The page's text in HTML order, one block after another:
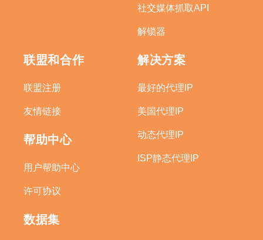
社交媒体抓取API
解锁器
联盟和合作
联盟注册
友情链接
帮助中心
用户帮助中心
许可协议
数据集
解决方案
最好的代理IP
美国代理IP
动态代理IP
ISP静态代理IP